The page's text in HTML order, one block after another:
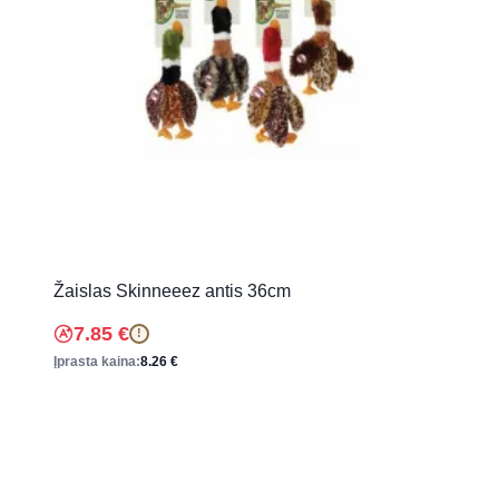
Žaislas Skinneeez antis 36cm
7.85 € !
Įprasta kaina:8.26 €